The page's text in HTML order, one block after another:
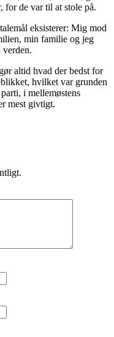
for de var til at stole på.
eksisterer: Mig mod
min familie og jeg
altid hvad der bedst for
hvilket var grunden
i mellemøstens
mest givtigt.